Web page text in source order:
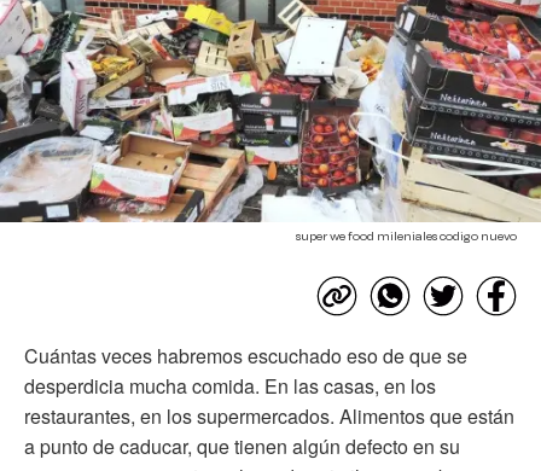
super we food mileniales codigo nuevo
Cuántas veces habremos escuchado eso de que se
desperdicia mucha comida. En las casas, en los
restaurantes, en los supermercados. Alimentos que están
a punto de caducar, que tienen algún defecto en su